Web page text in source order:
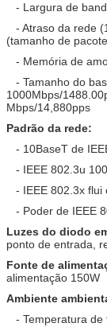
- Largura de
- Atraso da rede
(tamanho de
- Memória de
- Tamanho do
1000Mbps/
Mbps/14,880pps
Padrão da rede:
- 10BaseT de
- IEEE 802.3u
- IEEE 802.3x flui
- Poder de IEEE
Luzes do diodo
ponto de entrada,
Fonte de
alimentação 150W
Ambiente
- Temperatura de